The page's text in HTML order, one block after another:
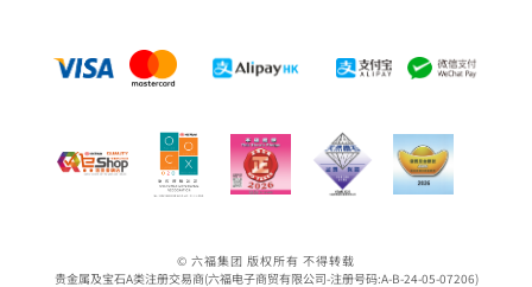
© 六福集团 版权所有 不得转载
贵金属及宝石A类注册交易商(六福电子商贸有限公司-注册号码:A-B-24-05-07206)